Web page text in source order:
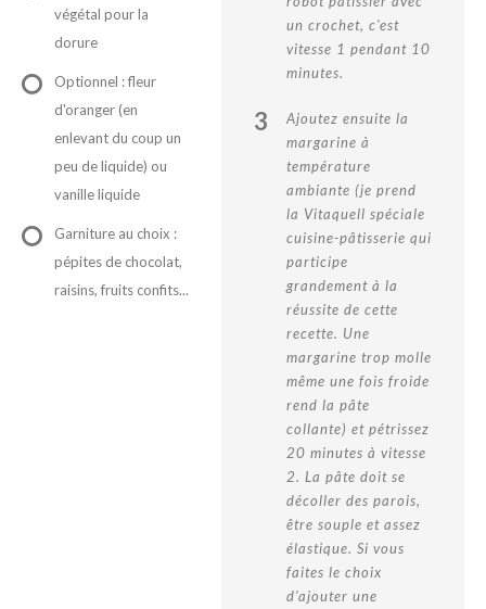
végétal pour la
dorure
Optionnel : fleur
d'oranger (en
enlevant du coup un
peu de liquide) ou
vanille liquide
Garniture au choix :
pépites de chocolat,
raisins, fruits confits...
un crochet, c'est
vitesse 1 pendant 10
minutes.
3
Ajoutez ensuite la
margarine à
température
ambiante (je prend
la Vitaquell spéciale
cuisine-pâtisserie qui
participe
grandement à la
réussite de cette
recette. Une
margarine trop molle
même une fois froide
rend la pâte
collante) et pétrissez
20 minutes à vitesse
2. La pâte doit se
décoller des parois,
être souple et assez
élastique. Si vous
faites le choix
d'ajouter une